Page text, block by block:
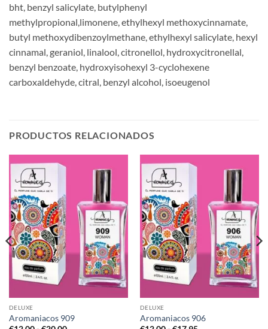
bht, benzyl salicylate, butylphenyl
methylpropional,limonene, ethylhexyl methoxycinnamate,
butyl methoxydibenzoylmethane, ethylhexyl salicylate, hexyl
cinnamal, geraniol, linalool, citronellol, hydroxycitronellal,
benzyl benzoate, hydroxyisohexyl 3-cyclohexene
carboxaldehyde, citral, benzyl alcohol, isoeugenol
PRODUCTOS RELACIONADOS
DELUXE
Aromaniacos 909
DELUXE
Aromaniacos 906